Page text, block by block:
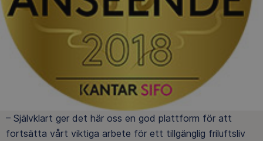
– Självklart ger det här oss en god plattform för att
fortsätta vårt viktiga arbete för ett tillgänglig friluftsliv